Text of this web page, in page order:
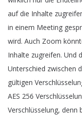
auf die Inhalte
in einem Meeting
wird. Auch Zoom
Inhalte zugreifen. Und
Unterschied zwischen
gültigen
AES 256
Verschlüsselung, denn